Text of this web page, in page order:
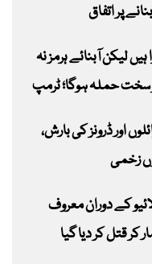
پر اتفاق
لیکن آبنائے ہرمز نہ
سخت حملہ ہوگا؛ ٹرمپ
اور ڈرونز کی بارش،
کے دوران معروف
کر قتل کر دیا گیا